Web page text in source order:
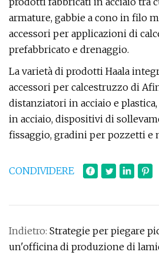
armature, gabbie a cono in filo
accessori per applicazioni di
prefabbricato e drenaggio.
La varietà di prodotti Haala
accessori per calcestruzzo di
distanziatori in acciaio e
in acciaio, dispositivi di
fissaggio, gradini per pozzetti e
CONDIVIDERE
Indietro: Strategie per piegare
un'officina di produzione di